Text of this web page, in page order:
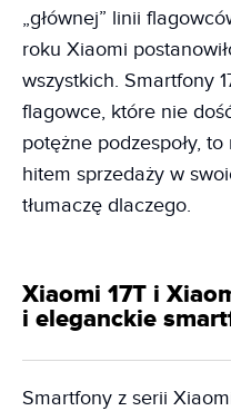
„głównej” linii
roku Xiaomi
wszystkich. Smartfony
flagowce, które nie
potężne podzespoły,
hitem sprzedaży w
tłumaczę dlaczego.
Xiaomi 17T i
i eleganckie
Smartfony z serii